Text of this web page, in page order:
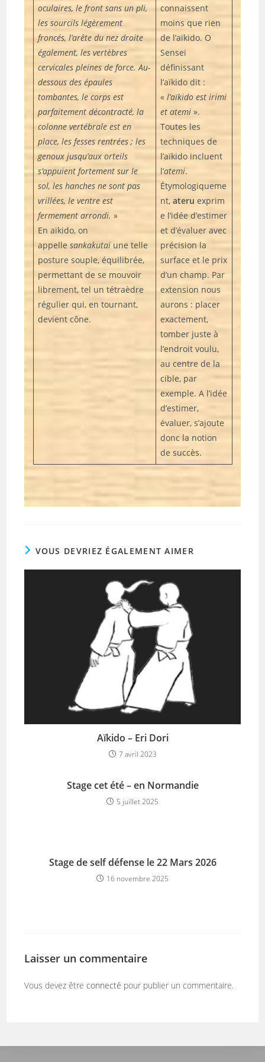
oculaires, le front sans un pli,
les sourcils légèrement
froncés, l’arête du nez droite
également, les vertèbres
cervicales pleines de force. Au-
dessous des épaules
tombantes, le corps est
parfaitement décontracté, la
colonne vertébrale est en
place, les fesses rentrées ; les
genoux jusqu’aux orteils
s’appuient fortement sur le
sol, les hanches ne sont pas
vrillées, le ventre est
fermement arrondi. »
En aïkido, on
appelle sankakutaiune telle
posture souple, équilibrée,
permettant de se mouvoir
librement, tel un tétraèdre
régulier qui, en tournant,
devient cône.
connaissent
moins que rien
de l’aïkido. O
Sensei
définissant
l’aïkido dit :
« l’aïkido est irimi
et atemi».
Toutes les
techniques de
l’aïkido incluent
l’atemi.
Étymologiqueme
nt, ateru exprim
e l’idée d’estimer
et d’évaluer avec
précision la
surface et le prix
d’un champ. Par
extension nous
aurons : placer
exactement,
tomber juste à
l’endroit voulu,
au centre de la
cible, par
exemple. A l’idée
d’estimer,
évaluer, s’ajoute
donc la notion
de succès.
VOUS DEVRIEZ ÉGALEMENT AIMER
Aïkido – Eri Dori
7 avril 2023
Stage cet été – en Normandie
5 juillet 2025
Stage de self défense le 22 Mars 2026
16 novembre 2025
Laisser un commentaire
Vous devez êtreconnecté pour publier un commentaire.